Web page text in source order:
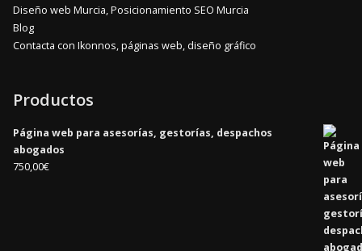
Diseño web Murcia, Posicionamiento SEO Murcia
Blog
Contacta con Ikonnos, páginas web, diseño gráfico
Productos
Página web para asesorías, gestorías, despachos
abogados
750,00€